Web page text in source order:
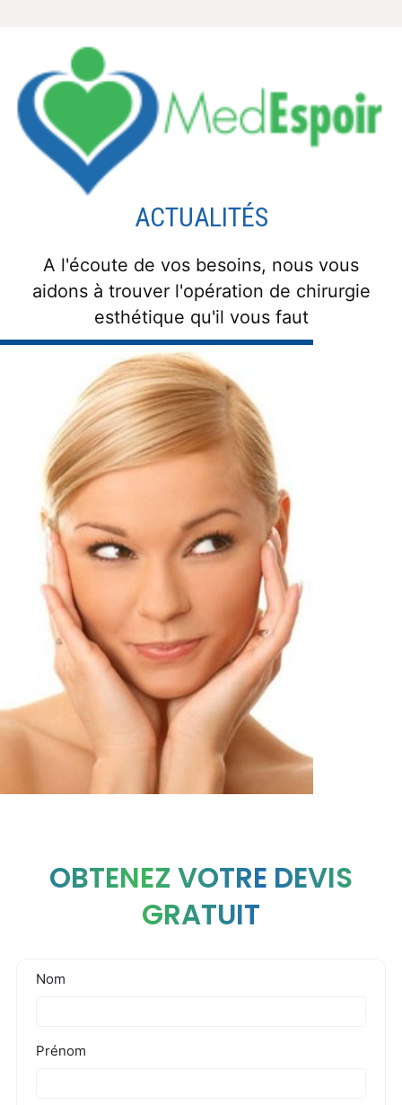
contenu
ACTUALITÉS
A l'écoute de vos besoins, nous vous
aidons à trouver l'opération de chirurgie
esthétique qu'il vous faut
OBTENEZ VOTRE DEVIS
GRATUIT